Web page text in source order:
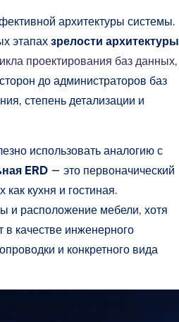
архитектуры системы.
этапах зрелости архитектуры
проектирования баз данных,
до администраторов баз
степень детализации и
использовать аналогию с
ERD — это первоначический
кухня и гостиная.
и расположение мебели, хотя
в качестве инженерного
и конкретного вида